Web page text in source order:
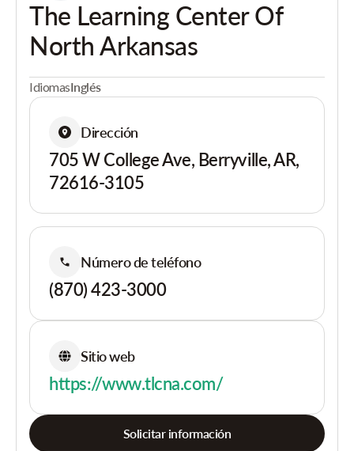
The Learning Center Of
North Arkansas
IdiomasInglés
Dirección
705 W College Ave, Berryville, AR,
72616-3105
Número de teléfono
(870) 423-3000
Sitio web
https://www.tlcna.com/
Solicitar información